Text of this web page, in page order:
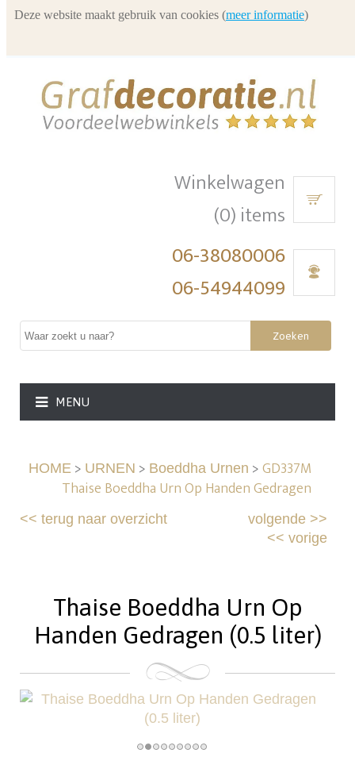
Winkelwagen
(0) items
06-38080006
06-54944099
Zoeken
MENU
HOME> URNEN > Boeddha Urnen >GD337M
Thaise Boeddha Urn Op Handen Gedragen
<<terug naar overzicht volgende>>
<< vorige
Thaise Boeddha Urn Op
Handen Gedragen (0.5 liter)
Deze website maakt gebruik van cookies (meer informatie)